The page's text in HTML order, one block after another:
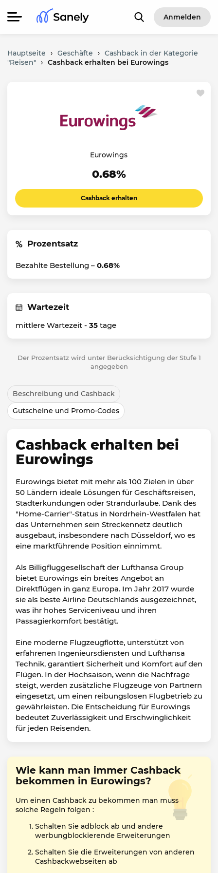
Anmelden
Hauptseite › Geschäfte › Cashback in der Kategorie
"Reisen" › Cashback erhalten bei Eurowings
Eurowings
0.68%
Cashback erhalten
Prozentsatz
Bezahlte Bestellung – 0.68%
Wartezeit
mittlere Wartezeit - 35 tage
Der Prozentsatz wird unter Berücksichtigung der Stufe 1
angegeben
Beschreibung und Cashback
Gutscheine und Promo-Codes
Cashback erhalten bei
Eurowings
Eurowings bietet mit mehr als 100 Zielen in über
50 Ländern ideale Lösungen für Geschäftsreisen,
Stadterkundungen oder Strandurlaube. Dank des
"Home-Carrier"-Status in Nordrhein-Westfalen hat
das Unternehmen sein Streckennetz deutlich
ausgebaut, insbesondere nach Düsseldorf, wo es
eine marktführende Position einnimmt.
Als Billigfluggesellschaft der Lufthansa Group
bietet Eurowings ein breites Angebot an
Direktflügen in ganz Europa. Im Jahr 2017 wurde
sie als beste Airline Deutschlands ausgezeichnet,
was ihr hohes Serviceniveau und ihren
Passagierkomfort bestätigt.
Eine moderne Flugzeugflotte, unterstützt von
erfahrenen Ingenieursdiensten und Lufthansa
Technik, garantiert Sicherheit und Komfort auf den
Flügen. In der Hochsaison, wenn die Nachfrage
steigt, werden zusätzliche Flugzeuge von Partnern
eingesetzt, um einen reibungslosen Flugbetrieb zu
gewährleisten. Die Entscheidung für Eurowings
bedeutet Zuverlässigkeit und Erschwinglichkeit
für jeden Reisenden.
Wie kann man immer Cashback
bekommen in Eurowings?
Um einen Cashback zu bekommen man muss
solche Regeln folgen :
Schalten Sie adblock ab und andere
werbungblockierende Erweiterungen
Schalten Sie die Erweiterungen von anderen
Cashbackwebseiten ab